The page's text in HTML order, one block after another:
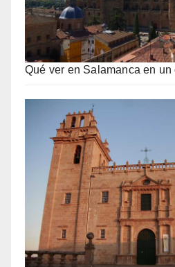
Qué ver en Salamanca en un